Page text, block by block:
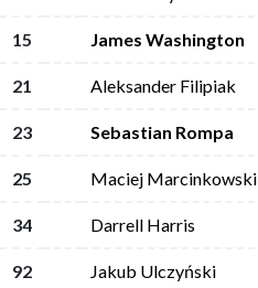
15 James Washington
21 Aleksander Filipiak
23 Sebastian Rompa
25 Maciej Marcinkowski
34 Darrell Harris
92 Jakub Ulczyński
15 James Washington
21 Aleksander Filipiak
23 Sebastian Rompa
25 Maciej Marcinkowski
34 Darrell Harris
92 Jakub Ulczyński